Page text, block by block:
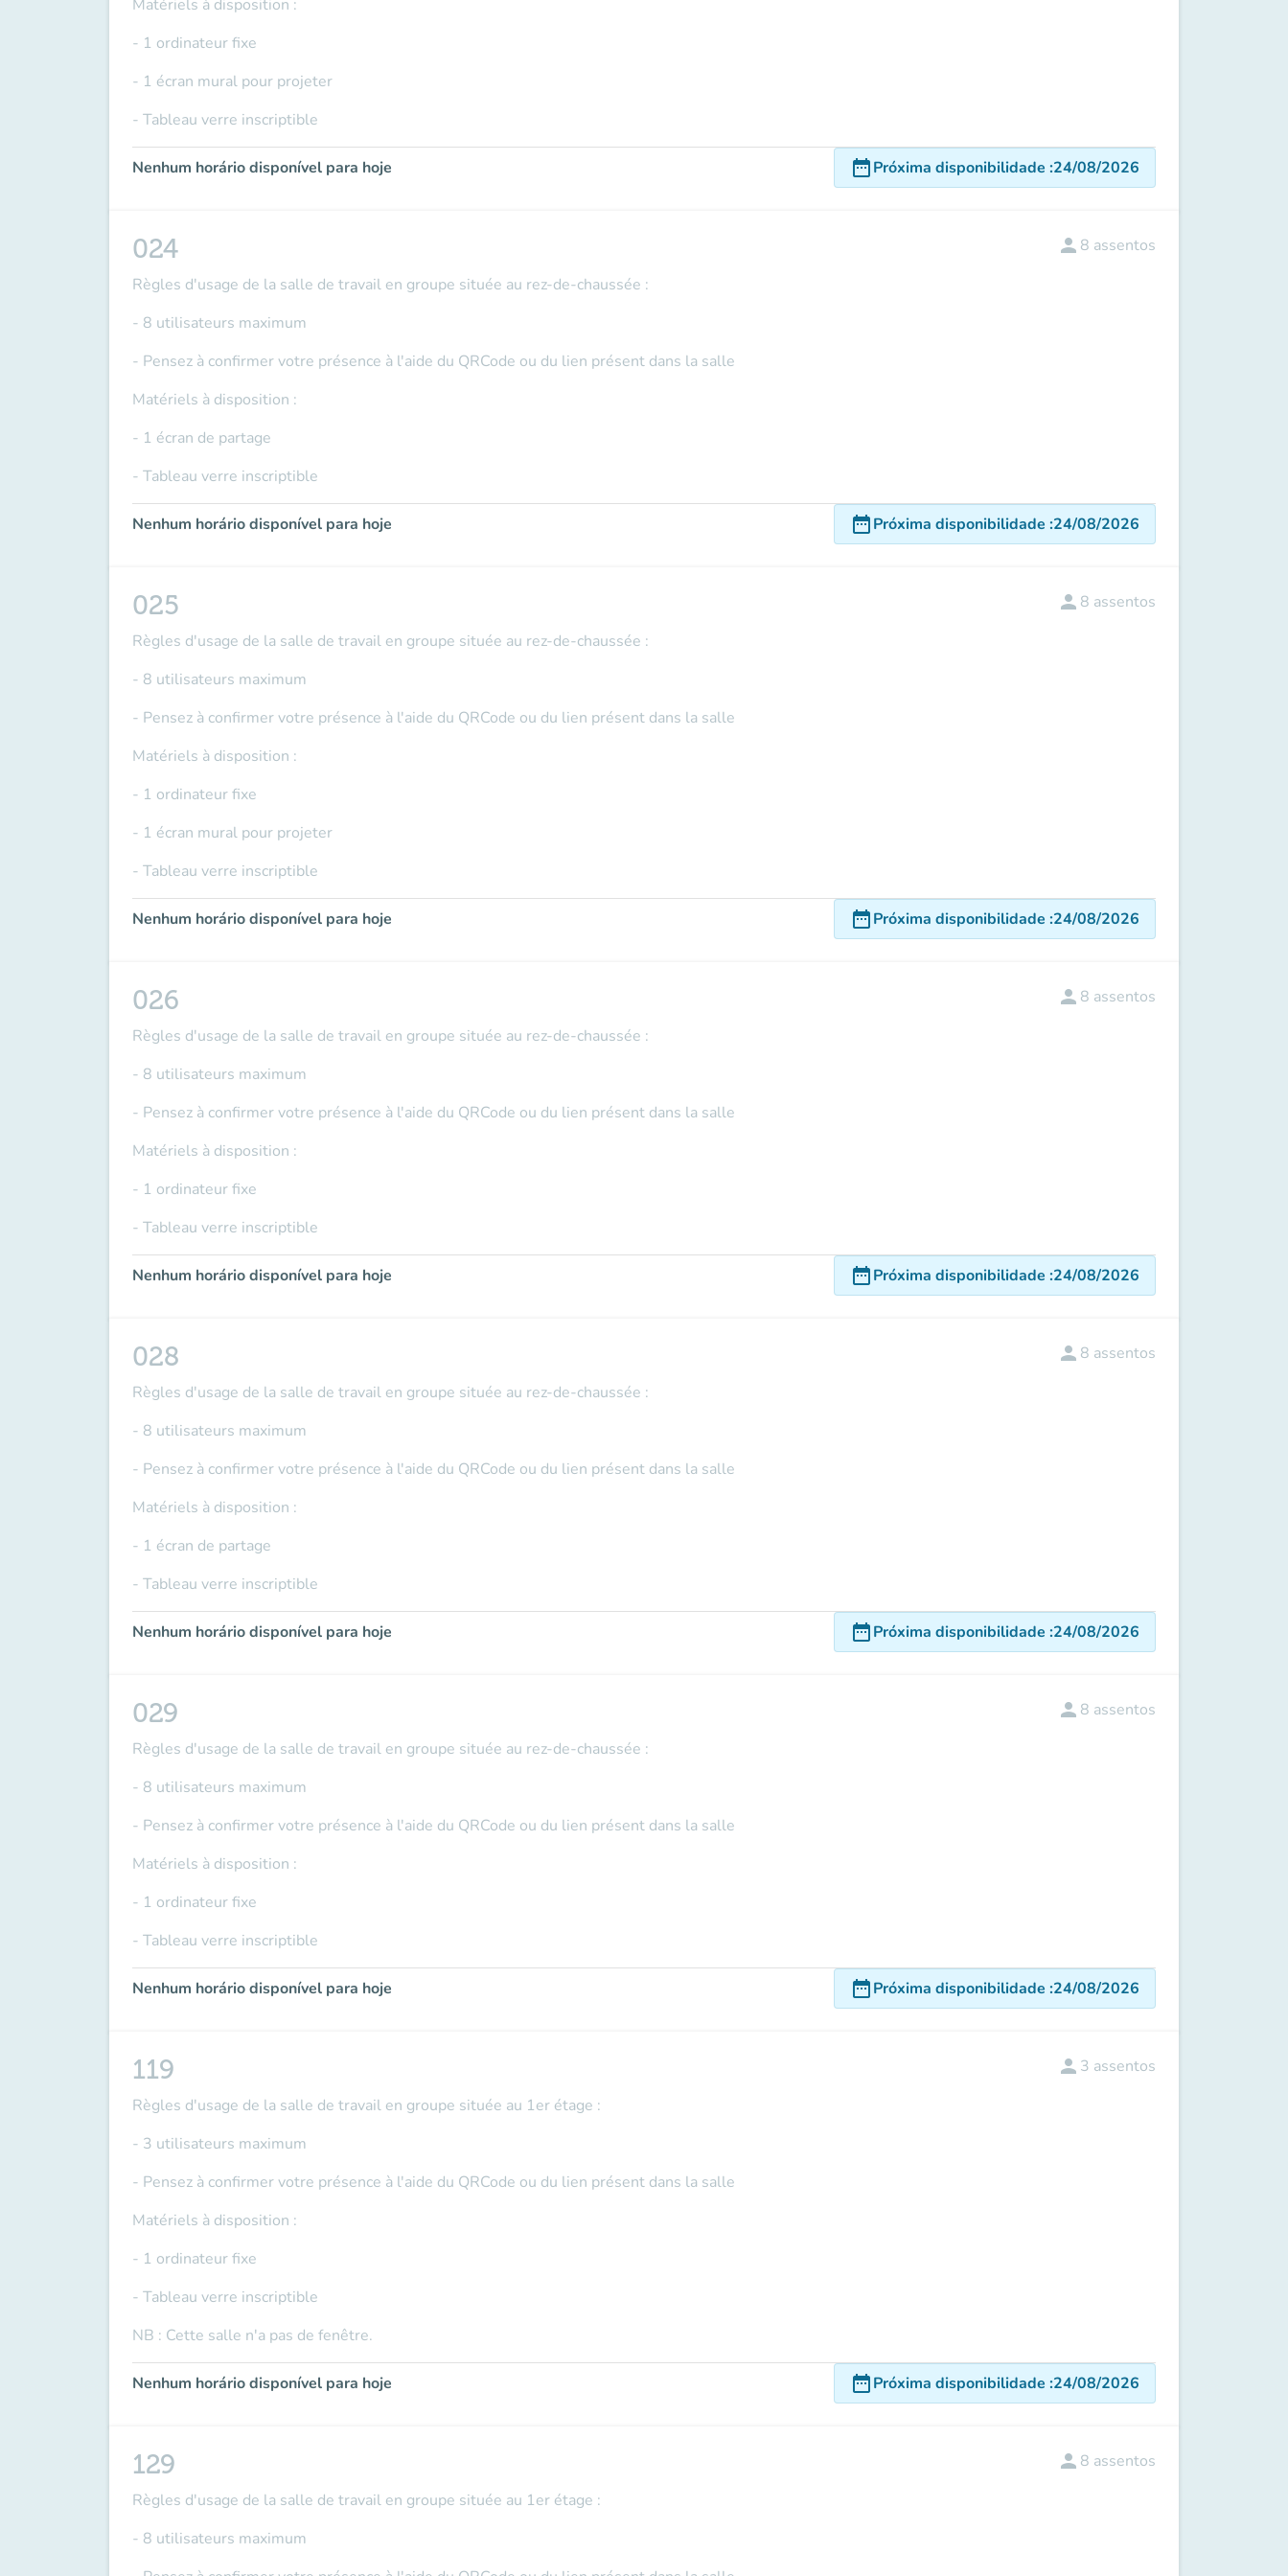
Matériels à disposition :
- 1 ordinateur fixe
- 1 écran mural pour projeter
- Tableau verre inscriptible
Nenhum horário disponível para hoje date_rangePróxima disponibilidade :24/08/2026
024
Règles d'usage de la salle de travail en groupe située au rez-de-chaussée :
- 8 utilisateurs maximum
- Pensez à confirmer votre présence à l'aide du QRCode ou du lien présent dans la salle
Matériels à disposition :
- 1 écran de partage
- Tableau verre inscriptible
person 8 assentos
Nenhum horário disponível para hoje date_rangePróxima disponibilidade :24/08/2026
025
Règles d'usage de la salle de travail en groupe située au rez-de-chaussée :
- 8 utilisateurs maximum
- Pensez à confirmer votre présence à l'aide du QRCode ou du lien présent dans la salle
Matériels à disposition :
- 1 ordinateur fixe
- 1 écran mural pour projeter
- Tableau verre inscriptible
person 8 assentos
Nenhum horário disponível para hoje date_rangePróxima disponibilidade :24/08/2026
026
Règles d'usage de la salle de travail en groupe située au rez-de-chaussée :
- 8 utilisateurs maximum
- Pensez à confirmer votre présence à l'aide du QRCode ou du lien présent dans la salle
Matériels à disposition :
- 1 ordinateur fixe
- Tableau verre inscriptible
person 8 assentos
Nenhum horário disponível para hoje date_rangePróxima disponibilidade :24/08/2026
028
Règles d'usage de la salle de travail en groupe située au rez-de-chaussée :
- 8 utilisateurs maximum
- Pensez à confirmer votre présence à l'aide du QRCode ou du lien présent dans la salle
Matériels à disposition :
- 1 écran de partage
- Tableau verre inscriptible
person 8 assentos
Nenhum horário disponível para hoje date_rangePróxima disponibilidade :24/08/2026
029
Règles d'usage de la salle de travail en groupe située au rez-de-chaussée :
- 8 utilisateurs maximum
- Pensez à confirmer votre présence à l'aide du QRCode ou du lien présent dans la salle
Matériels à disposition :
- 1 ordinateur fixe
- Tableau verre inscriptible
person 8 assentos
Nenhum horário disponível para hoje date_rangePróxima disponibilidade :24/08/2026
119
Règles d'usage de la salle de travail en groupe située au 1er étage :
- 3 utilisateurs maximum
- Pensez à confirmer votre présence à l'aide du QRCode ou du lien présent dans la salle
Matériels à disposition :
- 1 ordinateur fixe
- Tableau verre inscriptible
NB : Cette salle n'a pas de fenêtre.
person 3 assentos
Nenhum horário disponível para hoje date_rangePróxima disponibilidade :24/08/2026
129
Règles d'usage de la salle de travail en groupe située au 1er étage :
- 8 utilisateurs maximum
person 8 assentos